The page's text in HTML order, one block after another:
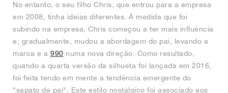
No entanto, o seu filho Chris, que entrou para a empresa
em 2008, tinha ideias diferentes. À medida que foi
subindo na empresa, Chris começou a ter mais influência
e, gradualmente, mudou a abordagem do pai, levando a
marca e a 990 numa nova direção. Como resultado,
quando a quarta versão da silhueta foi lançada em 2016,
foi feita tendo em mente a tendência emergente do
"sapato de pai". Este estilo nostálgico foi associado aos